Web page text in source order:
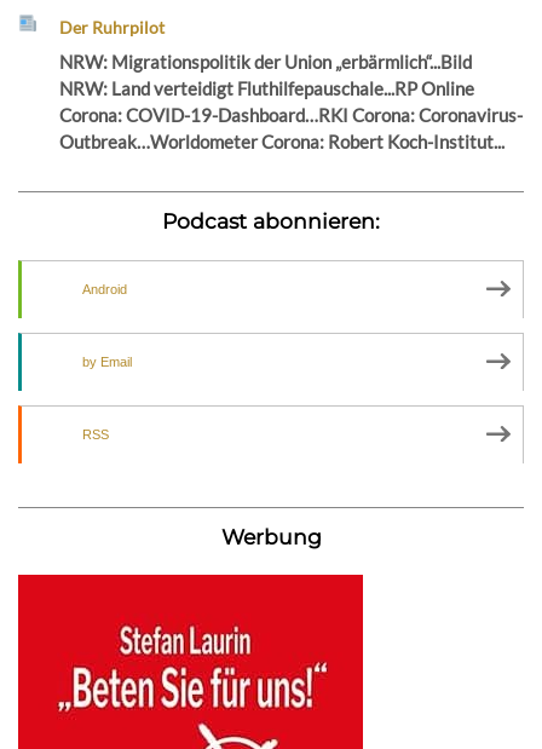
Der Ruhrpilot
NRW: Migrationspolitik der Union „erbärmlich“...Bild
NRW: Land verteidigt Fluthilfepauschale...RP Online
Corona: COVID-19-Dashboard…RKI Corona: Coronavirus-
Outbreak…Worldometer Corona: Robert Koch-Institut...
Podcast abonnieren:
Android
by Email
RSS
Werbung